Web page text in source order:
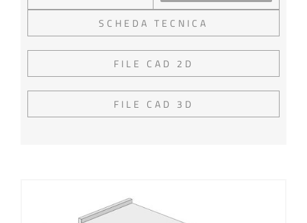
SCHEDA TECNICA
FILE CAD 2D
FILE CAD 3D